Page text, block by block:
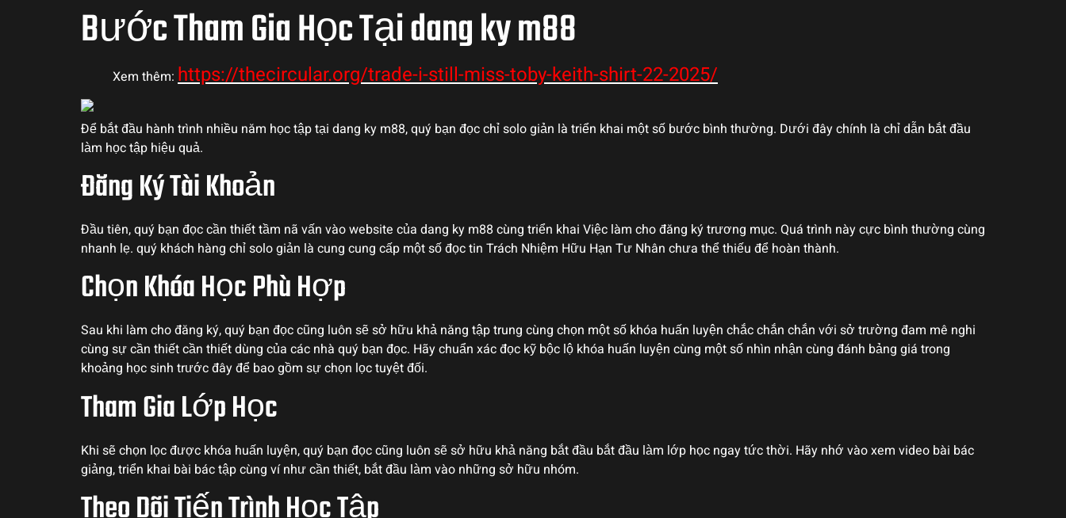
Bước Tham Gia Học Tại dang ky m88
Xem thêm: https://thecircular.org/trade-i-still-miss-toby-keith-shirt-22-2025/
Để bắt đầu hành trình nhiều năm học tập tại dang ky m88, quý bạn đọc chỉ solo giản là triển khai một số bước bình thường. Dưới đây chính là chỉ dẫn bắt đầu
làm học tập hiệu quả.
Đăng Ký Tài Khoản
Đầu tiên, quý bạn đọc cần thiết tầm nã vấn vào website của dang ky m88 cùng triển khai Việc làm cho đăng ký trương mục. Quá trình này cực bình thường cùng
nhanh lẹ. quý khách hàng chỉ solo giản là cung cung cấp một số đọc tin Trách Nhiệm Hữu Hạn Tư Nhân chưa thể thiếu để hoàn thành.
Chọn Khóa Học Phù Hợp
Sau khi làm cho đăng ký, quý bạn đọc cũng luôn sẽ sở hữu khả năng tập trung cùng chọn một số khóa huấn luyện chắc chắn chắn với sở trường đam mê nghi
cùng sự cần thiết cần thiết dùng của các nhà quý bạn đọc. Hãy chuẩn xác đọc kỹ bộc lộ khóa huấn luyện cùng một số nhìn nhận cùng đánh bảng giá trong
khoảng học sinh trước đây để bao gồm sự chọn lọc tuyệt đối.
Tham Gia Lớp Học
Khi sẽ chọn lọc được khóa huấn luyện, quý bạn đọc cũng luôn sẽ sở hữu khả năng bắt đầu bắt đầu làm lớp học ngay tức thời. Hãy nhớ vào xem video bài bác
giảng, triển khai bài bác tập cùng ví như cần thiết, bắt đầu làm vào những sở hữu nhóm.